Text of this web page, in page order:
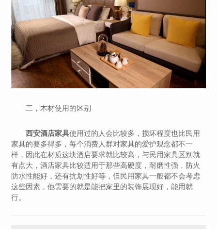
三，木材使用的区别
西安酒店家具使用过的人会比较多，损坏程度也比民用
家具的要多得多，每个消费人群对家具的爱护观念都不一
样，因此在材质这块酒店要求就比较高，与民用家具区别就
有点大，酒店家具比较适用于那些高硬度，耐磨性强，防火
防水性能好，还有抗划性好等，但民用家具一般都不会考虑
这些因素，他需要的就是能把家里的装饰展现好，能用就
行。